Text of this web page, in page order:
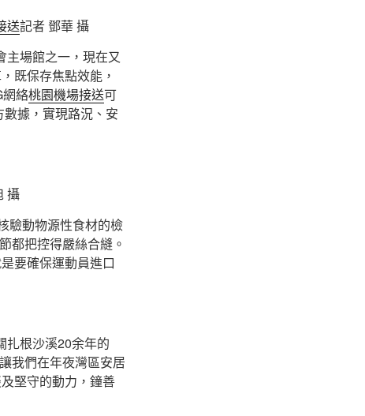
送記者 鄧華 攝
主場館之一，現在又
既保存焦點效能，
絡桃園機場接送可
據，實現路況、安
攝
驗動物源性食材的檢
都把控得嚴絲合縫。
要確保運動員進口
扎根沙溪20余年的
我們在年夜灣區安居
及堅守的動力，鐘善